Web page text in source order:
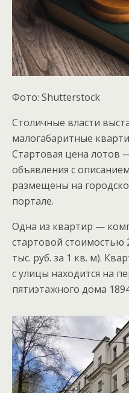
Фото: Shutterstock
Столичные власти
малогабаритные
Стартовая цена лотов
объявления с
размещены на
портале.
Одна из квартир —
стартовой стоимостью
тыс. руб. за 1 кв. м).
с улицы находится на
пятиэтажного дома